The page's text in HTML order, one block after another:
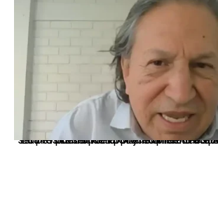
La presidenta Keiko Fujimori informó que la solicitud de indulto presentada por el expresidente Alejandro Toledo será evaluada por la Comisión de Gracias